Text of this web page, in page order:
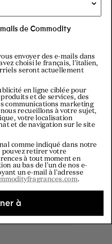
de calme passé
book.
de Commodity
envoyer des e-mails dans
choisi le français, l'italien,
seront actuellement
en ligne ciblée pour
et de services, des
communications marketing
recueillons à votre sujet,
votre localisation
et de navigation sur le site
comme indiqué dans notre
pouvez retirer votre
à tout moment en
au bas de l'un de nos e-
un e-mail à l'adresse
.
à